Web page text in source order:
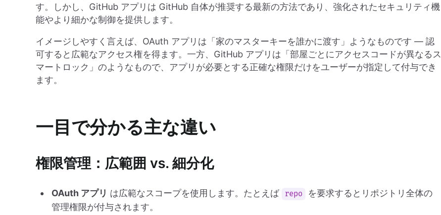
す。しかし、GitHub アプリは GitHub 自体が推奨する最新の方法であり、強化されたセキュリティ機
能やより細かな制御を提供します。
イメージしやすく言えば、OAuth アプリは「家のマスターキーを誰かに渡す」ようなものです — 認
可すると広範なアクセス権を得ます。一方、GitHub アプリは「部屋ごとにアクセスコードが異なるス
マートロック」のようなもので、アプリが必要とする正確な権限だけをユーザーが指定して付与でき
ます。
一目で分かる主な違い
権限管理：広範囲 vs. 細分化
OAuth アプリ は広範なスコープを使用します。たとえば repo
を要求するとリポジトリ全体の
管理権限が付与されます。